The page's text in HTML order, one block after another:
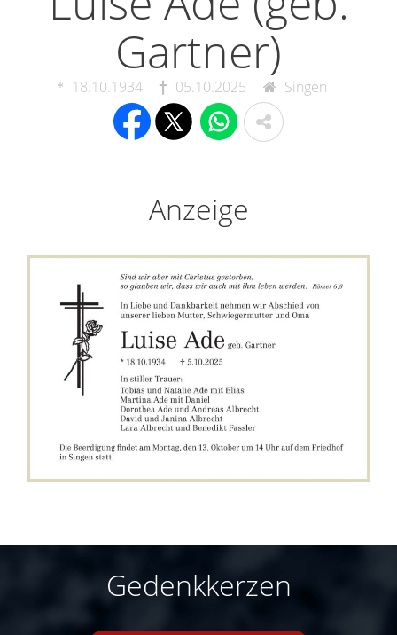
Gartner)
18.10.1934 05.10.2025 Singen
Anzeige
Gedenkkerzen